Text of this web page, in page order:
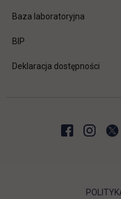
Baza laboratoryjna
BIP
Deklaracja dostępności